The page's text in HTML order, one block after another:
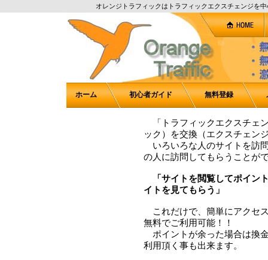
オレンジトラフィックはトラフィックエクスチェンジを
ホーム 初心者ガイド 無料登録
「トラフィックエクスチェ
ック）を交換（エクスチェン
いろいろな人のサイトを訪
の人に訪問してもらうことが
「サイトを閲覧してポイ
イトを見てもらう」
これだけで、簡単にアクセ
無料でご利用可能！！
ポイントが余った場合は換
利用頂く事も出来ます。